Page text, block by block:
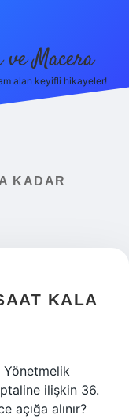
ve Macera
alan keyifli hikayeler!
KADAR
KALA
ilişkin 36.
açığa alınır?